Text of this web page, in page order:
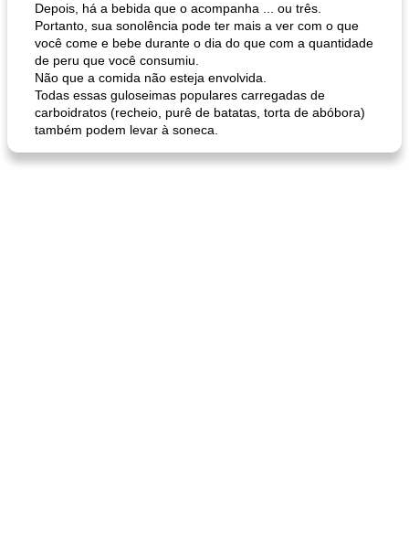
Depois, há a bebida que o acompanha ... ou três.
Portanto, sua sonolência pode ter mais a ver com o que
você come e bebe durante o dia do que com a quantidade
de peru que você consumiu.
Não que a comida não esteja envolvida.
Todas essas guloseimas populares carregadas de
carboidratos (recheio, purê de batatas, torta de abóbora)
também podem levar à soneca.